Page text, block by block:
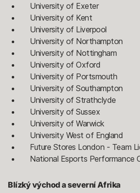
University of Exeter
University of Kent
University of Liverpool
University of Northampton
University of Nottingham
University of Oxford
University of Portsmouth
University of Southampton
University of Strathclyde
University of Sussex
University of Warwick
University West of England
Future Stores London - Team
National Esports Performance
Blízký východ a severní Afrika